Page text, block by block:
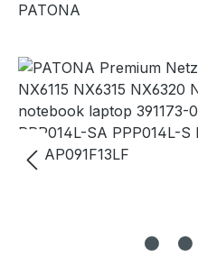
PATONA
Bildergalerie überspringen